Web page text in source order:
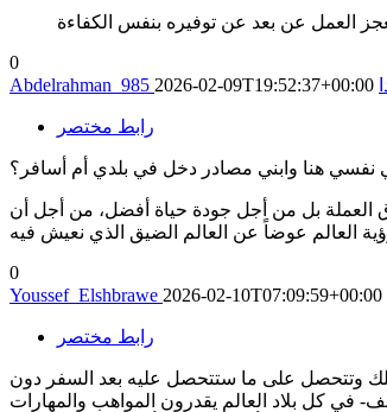
0
Abdelrahman_985 2026-02-09T19:52:37+00:00
رابط مختصر
نفسي هنا وابني مصادر دخل في بلدي أم أسافر؟
بل من أجل جودة حياة أفضل، من أجل أن
العالم عوضاً عن العالم الضيق الذي نعيش فيه
0
Youssef_Elshbrawe 2026-02-10T07:09:59+00:00
رابط مختصر
دخلك وتتحصل على ما ستتحصل عليه بعد السفر دون
كل بلاد العالم يقدرون المواهب والمهارات